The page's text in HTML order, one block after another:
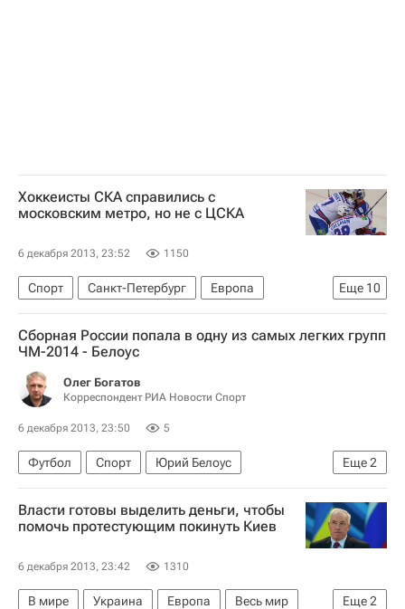
Хоккеисты СКА справились с
московским метро, но не с ЦСКА
6 декабря 2013, 23:52 1150
Еще 10
Спорт Санкт-Петербург
Европа
Северо-Западный ФО
Весь мир
Илья Ковальчук
Александр Радулов
Алексей Морозов (хоккей)
Московский метрополитен
ЦСКА
ХК ЦСКА (1996-2002)
Россия
Сборная России попала в одну из самых легких групп
ЧМ-2014 - Белоус
Олег Богатов
Корреспондент РИА Новости Спорт
6 декабря 2013, 23:50 5
Еще2
Футбол Спорт
Юрий Белоус
Сборная России по футболу сыграет с командами Бельгии, Алжира и Южной Кореи на групповом этапе ЧМ-2014 в Бразилии. Мнения, комментарии
Сборная России по футболу
Власти готовы выделить деньги, чтобы
помочь протестующим покинуть Киев
6 декабря 2013, 23:42 1310
Еще2
В мире Украина Европа
Весь мир